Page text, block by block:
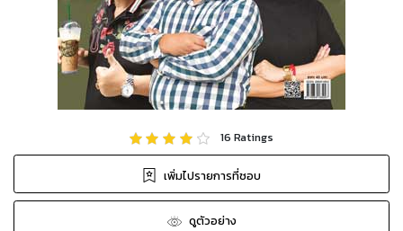
16 Ratings
เพิ่มไปรายการที่ชอบ
ดูตัวอย่าง